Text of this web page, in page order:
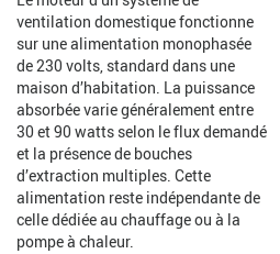
ventilation domestique fonctionne
sur une alimentation monophasée
de 230 volts, standard dans une
maison d’habitation. La puissance
absorbée varie généralement entre
30 et 90 watts selon le flux demandé
et la présence de bouches
d’extraction multiples. Cette
alimentation reste indépendante de
celle dédiée au chauffage ou à la
pompe à chaleur.